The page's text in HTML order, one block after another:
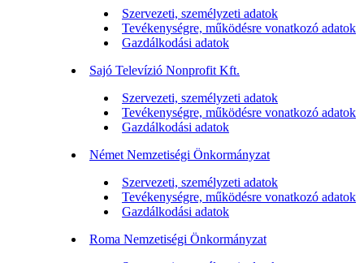
Szervezeti, személyzeti adatok
Tevékenységre, működésre vonatkozó adatok
Gazdálkodási adatok
Sajó Televízió Nonprofit Kft.
Szervezeti, személyzeti adatok
Tevékenységre, működésre vonatkozó adatok
Gazdálkodási adatok
Német Nemzetiségi Önkormányzat
Szervezeti, személyzeti adatok
Tevékenységre, működésre vonatkozó adatok
Gazdálkodási adatok
Roma Nemzetiségi Önkormányzat